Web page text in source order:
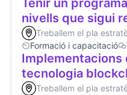
Tenir un
nivells que sigui
Treballem el pla
Formació i capacitació
Implementacions
tecnologia
Treballem el pla